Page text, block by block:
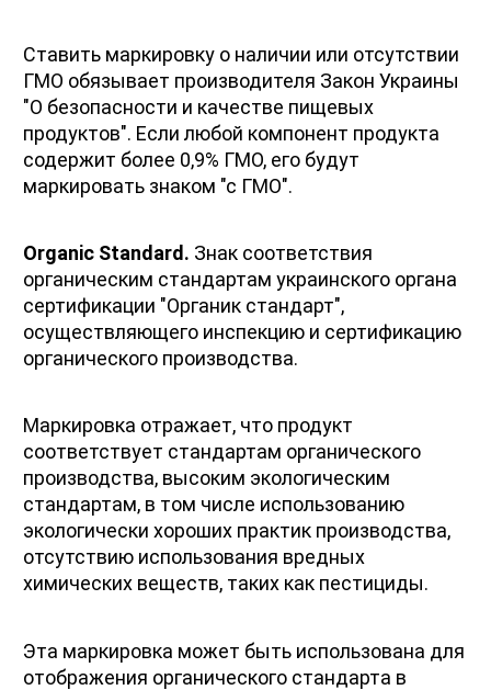
Ставить маркировку о наличии или отсутствии
ГМО обязывает производителя Закон Украины
"О безопасности и качестве пищевых
продуктов". Если любой компонент продукта
содержит более 0,9% ГМО, его будут
маркировать знаком "с ГМО".
Organic Standard. Знак соответствия
органическим стандартам украинского органа
сертификации "Органик стандарт",
осуществляющего инспекцию и сертификацию
органического производства.
Маркировка отражает, что продукт
соответствует стандартам органического
производства, высоким экологическим
стандартам, в том числе использованию
экологически хороших практик производства,
отсутствию использования вредных
химических веществ, таких как пестициды.
Эта маркировка может быть использована для
отображения органического стандарта в